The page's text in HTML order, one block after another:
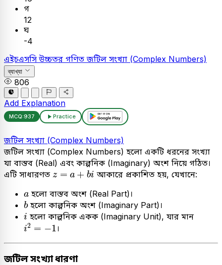
গ
12
ঘ
-4
এইচএসসিউচ্চতর গণিতজটিল সংখ্যা (Complex Numbers)
ব্যাখ্যা
806
Add Explanation
MCQ:937 Practice
জটিল সংখ্যা (Complex Numbers)
জটিল সংখ্যা (Complex Numbers) হলো একটি ধরনের সংখ্যা
যা বাস্তব (Real) এবং কাল্পনিক (Imaginary) অংশ নিয়ে গঠিত।
এটি সাধারণত z = a + bi
z + b আকারে প্রকাশিত হয়, যেখানে:
a
a হলো বাস্তব অংশ (Real Part)।
b
bহলো কাল্পনিক অংশ (Imaginary Part)।
i
i হলো কাল্পনিক একক (Imaginary Unit), যার মান
i2 = −1
i2= − ।
জটিল সংখ্যা ধারণা